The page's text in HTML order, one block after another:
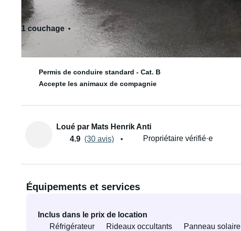
1 couchage
3 siège(s)
Permis de conduire standard - Cat. B
Accepte les animaux de compagnie
Loué par Mats Henrik Anti
4.9 (30 avis) Propriétaire vérifié·e
Équipements et services
Inclus dans le prix de location
Réfrigérateur
Rideaux occultants Panneau solaire